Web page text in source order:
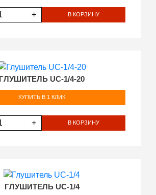
+ В КОРЗИНУ
ГЛУШИТЕЛЬ UC-1/4-20
КУПИТЬ В 1 КЛИК
+ В КОРЗИНУ
ГЛУШИТЕЛЬ UC-1/4